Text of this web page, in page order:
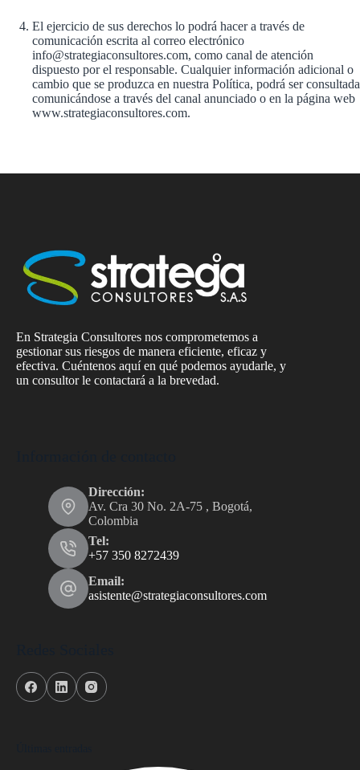
El ejercicio de sus derechos lo podrá hacer a través de
comunicación escrita al correo electrónico
info@strategiaconsultores.com, como canal de atención
dispuesto por el responsable. Cualquier información adicional o
cambio que se produzca en nuestra Política, podrá ser consultada
comunicándose a través del canal anunciado o en la página web
www.strategiaconsultores.com.
En Strategia Consultores nos comprometemos a
gestionar sus riesgos de manera eficiente, eficaz y
efectiva. Cuéntenos aquí en qué podemos ayudarle, y
un consultor le contactará a la brevedad.
Dirección:
Av. Cra 30 No. 2A-75 , Bogotá,
Colombia
Tel:
+57 350 8272439
Email:
asistente@strategiaconsultores.com